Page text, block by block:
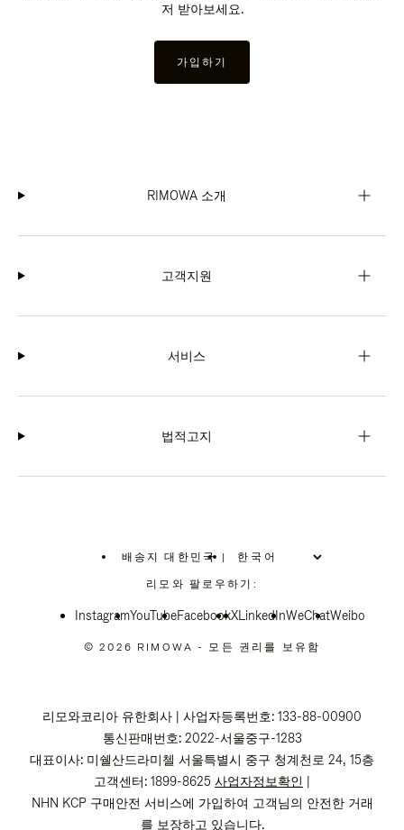
저 받아보세요.
가입하기
RIMOWA 소개
고객지원
서비스
법적고지
배송지 대한민국
위
치
선
십
|
리모와 팔로우하기:
InstagramYouTubeFacebookXLinkedInWeChatWeibo
© 2026 RIMOWA - 모든 권리를 보유함
리모와코리아 유한회사 | 사업자등록번호: 133-88-00900
통신판매번호: 2022-서울중구-1283
대표이사: 미쉘산드라미첼 서울특별시 중구 청계천로 24, 15층
고객센터: 1899-8625 사업자정보확인 |
NHN KCP 구매안전 서비스에 가입하여 고객님의 안전한 거래
를 보장하고 있습니다.